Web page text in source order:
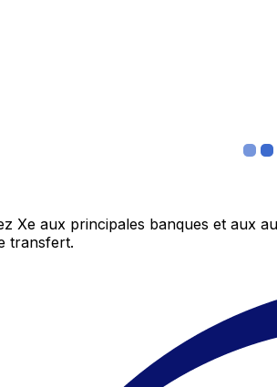
Xe aux principales banques et aux
transfert.